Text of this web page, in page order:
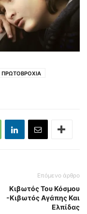
ΠΡΩΤΟΒΡΟΧΙΑ
Επόμενο άρθρο
Κιβωτός Του Κόσμου
-Κιβωτός Αγάπης Και
Ελπίδας